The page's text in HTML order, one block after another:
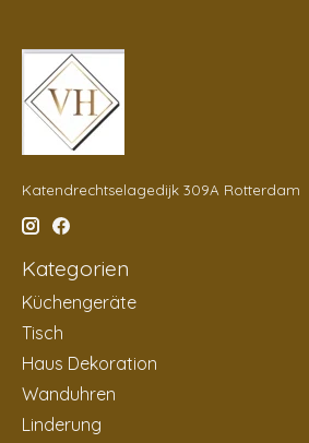
Katendrechtselagedijk 309A Rotterdam
Kategorien
Küchengeräte
Tisch
Haus Dekoration
Wanduhren
Linderung